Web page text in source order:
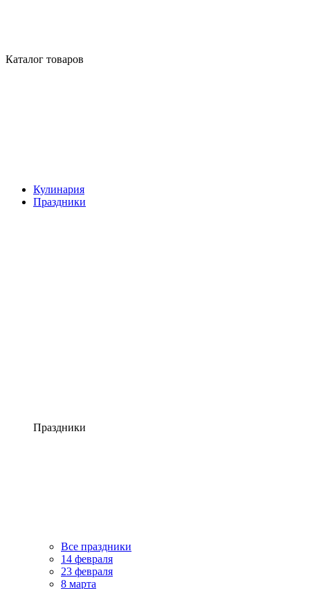
Каталог товаров
Кулинария
Праздники
Праздники
Все праздники
14 февраля
23 февраля
8 марта